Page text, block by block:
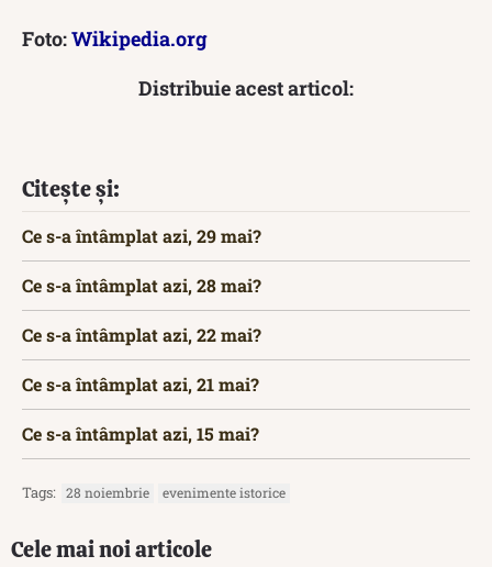
Foto:Wikipedia.org
Distribuie acest articol:
Citește și:
Ce s-a întâmplat azi, 29 mai?
Ce s-a întâmplat azi, 28 mai?
Ce s-a întâmplat azi, 22 mai?
Ce s-a întâmplat azi, 21 mai?
Ce s-a întâmplat azi, 15 mai?
Tags: 28 noiembrie evenimente istorice
Cele mai noi articole